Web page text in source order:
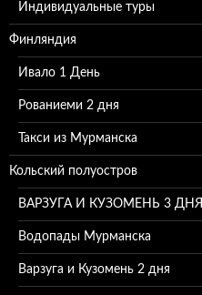
Индивидуальные туры
Финляндия
Ивало 1 День
Рованиеми 2 дня
Такси из Мурманска
Кольский полуостров
ВАРЗУГА И КУЗОМЕНЬ 3 ДНЯ
Водопады Мурманска
Варзуга и Кузомень 2 дня